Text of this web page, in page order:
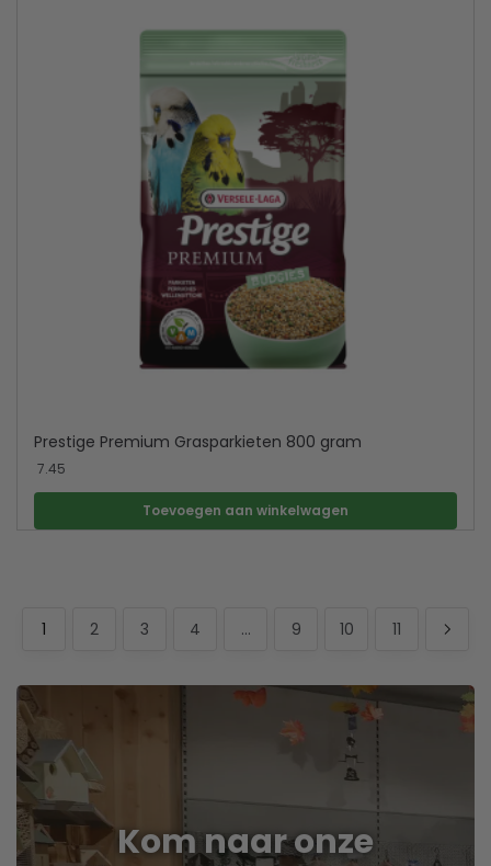
Prestige Premium Grasparkieten 800 gram
7.45
Toevoegen aan winkelwagen
1 2 3 4 … 9 10 11
Kom naar onze